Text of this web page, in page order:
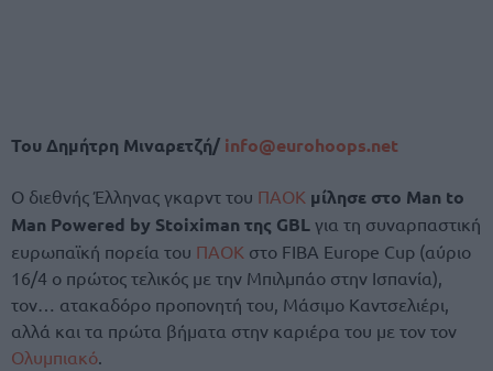
Του Δημήτρη Μιναρετζή/ info@eurohoops.net
O διεθνής Έλληνας γκαρντ του ΠΑΟΚ μίλησε στο Man to
Man Powered by Stoiximan της GBL για τη συναρπαστική
ευρωπαϊκή πορεία του ΠΑΟΚ στο FIBA Europe Cup (αύριο
16/4 ο πρώτος τελικός με την Μπιλμπάο στην Ισπανία),
τον… ατακαδόρο προπονητή του, Μάσιμο Καντσελιέρι,
αλλά και τα πρώτα βήματα στην καριέρα του με τον τον
Ολυμπιακό.